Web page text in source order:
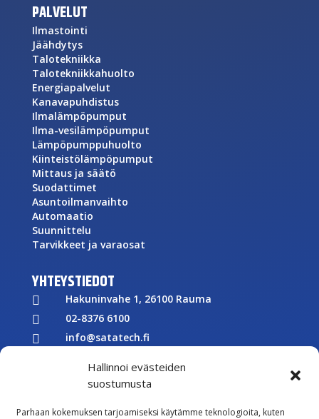
Hallinnoi evästeiden
suostumusta
Parhaan kokemuksen tarjoamiseksi käytämme teknologioita, kuten
PALVELUT
Ilmastointi
Jäähdytys
Talotekniikka
Talotekniikkahuolto
Energiapalvelut
Kanavapuhdistus
Ilmalämpöpumput
Ilma-vesilämpöpumput
Lämpöpumppuhuolto
Kiinteistölämpöpumput
Mittaus ja säätö
Suodattimet
Asuntoilmanvaihto
Automaatio
Suunnittelu
Tarvikkeet ja varaosat
YHTEYSTIEDOT
 Hakuninvahe 1, 26100 Rauma
 02-8376 6100
 info@satatech.fi
Y-tunnus: 2575266-3
 Töihin meille